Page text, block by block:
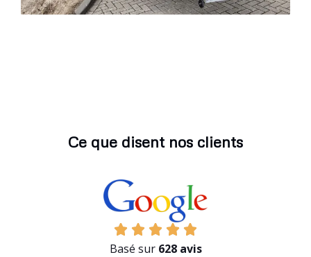
Ce que disent nos clients
Basé sur 628 avis